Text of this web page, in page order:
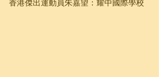
香港傑出運動員朱嘉望：耀中國際學校